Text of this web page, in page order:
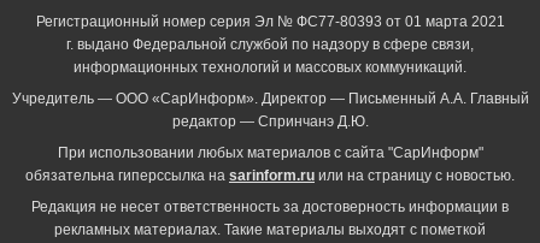
Регистрационный номер серия Эл № ФС77-80393 от 01 марта 2021
г. выдано Федеральной службой по надзору в сфере связи,
информационных технологий и массовых коммуникаций.
Учредитель — ООО «СарИнформ». Директор — Письменный А.А. Главный
редактор — Спринчанэ Д.Ю.
При использовании любых материалов с сайта "СарИнформ"
обязательна гиперссылка на sarinform.ru или на страницу с новостью.
Редакция не несет ответственность за достоверность информации в
рекламных материалах. Такие материалы выходят с пометкой